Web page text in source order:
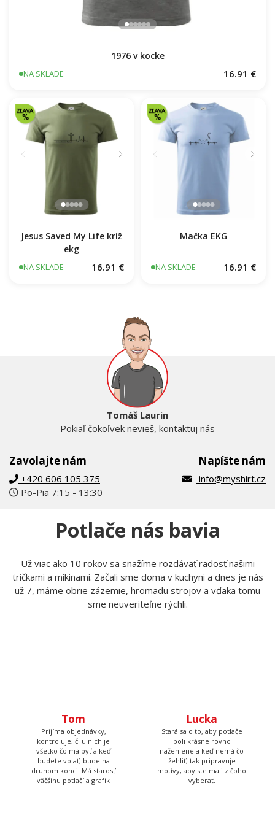
1976 v kocke
NA SKLADE 16.91 €
Jesus Saved My Life kríž
ekg
NA SKLADE 16.91 €
Mačka EKG
NA SKLADE 16.91 €
Zavolajte nám
+420 606 105 375
Po-Pia 7:15 - 13:30
Tomáš Laurin
Pokiaľ čokoľvek nevieš, kontaktuj nás
Napíšte nám
info@myshirt.cz
Potlače nás bavia
Už viac ako 10 rokov sa snažíme rozdávať radosť našimi
tričkami a mikinami. Začali sme doma v kuchyni a dnes je nás
už 7, máme obrie zázemie, hromadu strojov a vďaka tomu
sme neuveriteľne rýchli.
všetko čo má byť a keď
budete volať, bude na
druhom konci. Má starosť
väčšinu potlačí a grafík
Lucka
Stará sa o to, aby potlače
boli krásne rovno
nažehlené a keď nemá čo
žehliť, tak pripravuje
motívy, aby ste mali z čoho
vyberať.